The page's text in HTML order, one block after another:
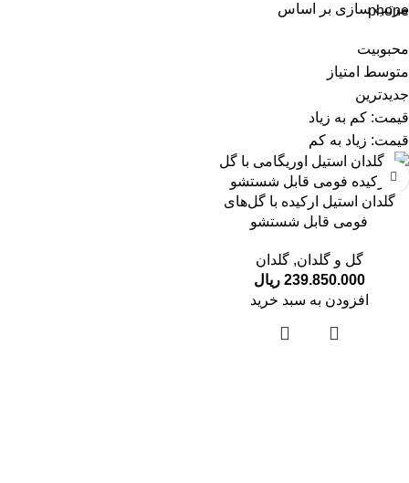
مرتب سازی بر اساس
محبوبیت
متوسط امتیاز
جدیدترین
قیمت: کم به زیاد
قیمت: زیاد به کم
گلدان استیل ارکیده با گل‌های
فومی قابل شستشو
گل و گلدان,گلدان
239.850.000 ریال
افزودن به سبد خرید